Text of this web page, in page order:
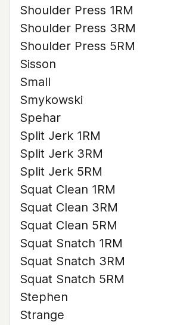
Shoulder Press 1RM
Shoulder Press 3RM
Shoulder Press 5RM
Sisson
Small
Smykowski
Spehar
Split Jerk 1RM
Split Jerk 3RM
Split Jerk 5RM
Squat Clean 1RM
Squat Clean 3RM
Squat Clean 5RM
Squat Snatch 1RM
Squat Snatch 3RM
Squat Snatch 5RM
Stephen
Strange